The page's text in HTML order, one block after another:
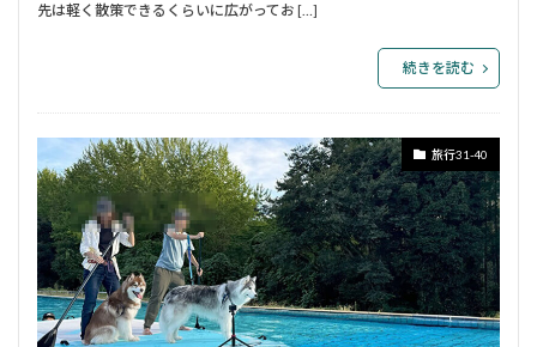
先は軽く散策できるくらいに広がってお […]
続きを読む
旅行31-40